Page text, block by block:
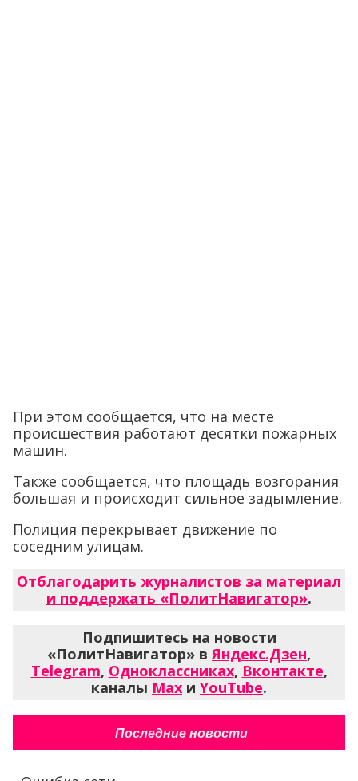
При этом сообщается, что на месте
происшествия работают десятки пожарных
машин.
Также сообщается, что площадь возгорания
большая и происходит сильное задымление.
Полиция перекрывает движение по
соседним улицам.
Отблагодарить журналистов за материал
и поддержать «ПолитНавигатор».
Подпишитесь на новости
«ПолитНавигатор» в Яндекс.Дзен,
Telegram, Одноклассниках, Вконтакте,
каналы Max и YouTube.
Последние новости